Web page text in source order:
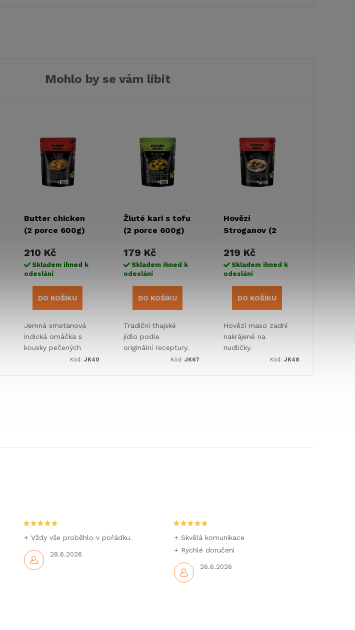
Mohlo by se vám líbit
Butter chicken
(2 porce 600g)
210 Kč
Skladem ihned k
odeslání
DO KOŠÍKU
Jemná smetanová
indická omáčka s
kousky pečených
kuřecích prsou,Kód: JK40
Žluté kari s tofu
(2 porce 600g)
179 Kč
Skladem ihned k
odeslání
DO KOŠÍKU
Tradiční thajské
jídlo podle
originální receptury.
Jemná a přitomKód: JK67
Hovězí
Stroganov (2
219 Kč
Skladem ihned k
odeslání
DO KOŠÍKU
Hovězí maso zadní
nakrájené na
nudličky.
Kód: JK48
28.6.2026
+ Vždy vše proběhlo v pořádku.
26.6.2026
+ Skvělá komunikace
+ Rychlé doručení